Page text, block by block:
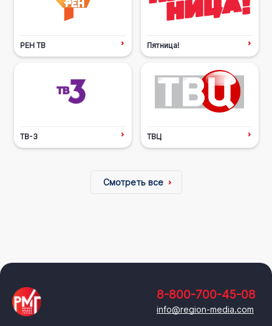
РЕН ТВ Пятница!
ТВ-3 ТВЦ
Смотреть все
8-800-700-45-08
info@region-media.com